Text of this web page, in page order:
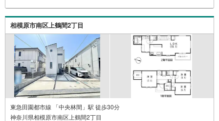
なる【教育費】住宅を買った後から始まる【住宅ローン返
済】65歳以上から必要になる【老後の費用負担】住宅探し
の【このタイミング】で不安な部分を明確にしていきませ
んか？？ --------------
相模原市南区上鶴間2丁目
東急田園都市線 「中央林間」駅 徒歩30分
神奈川県相模原市南区上鶴間2丁目